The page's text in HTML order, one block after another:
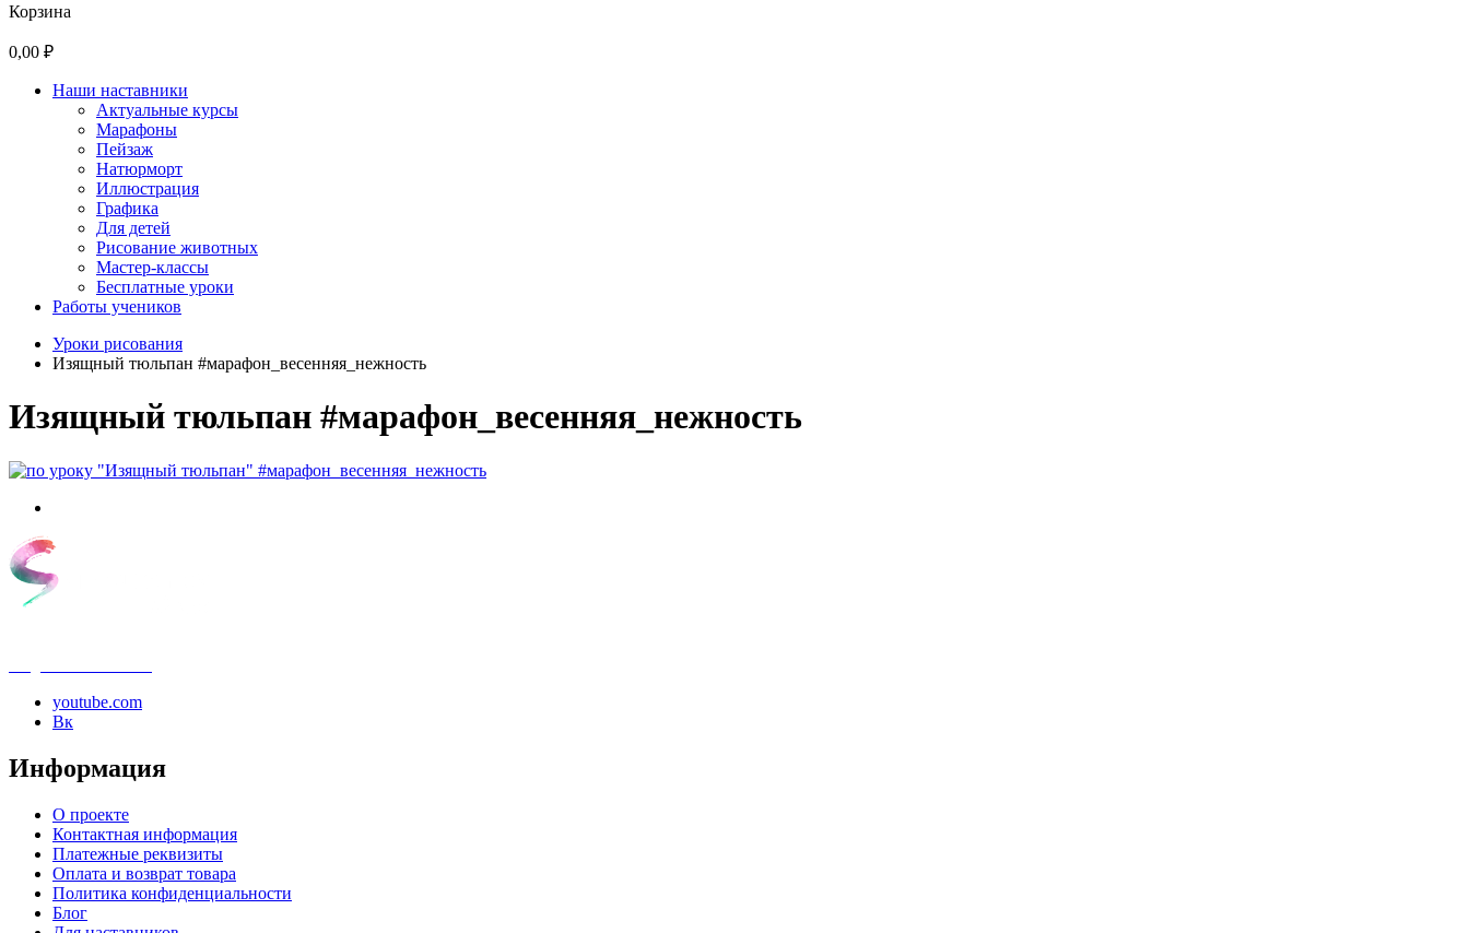
Корзина
0,00 ₽
Наши наставники
Актуальные курсы
Марафоны
Пейзаж
Натюрморт
Иллюстрация
Графика
Для детей
Рисование животных
Мастер-классы
Бесплатные уроки
Работы учеников
Уроки рисования
Изящный тюльпан #марафон_весенняя_нежность
Изящный тюльпан #марафон_весенняя_нежность
youtube.com
Вк
Информация
О проекте
Контактная информация
Платежные реквизиты
Оплата и возврат товара
Политика конфиденциальности
Блог